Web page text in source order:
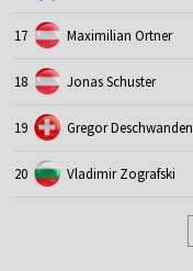
17 Maximilian Ortner
18 Jonas Schuster
19 Gregor Deschwanden
20 Vladimir Zografski